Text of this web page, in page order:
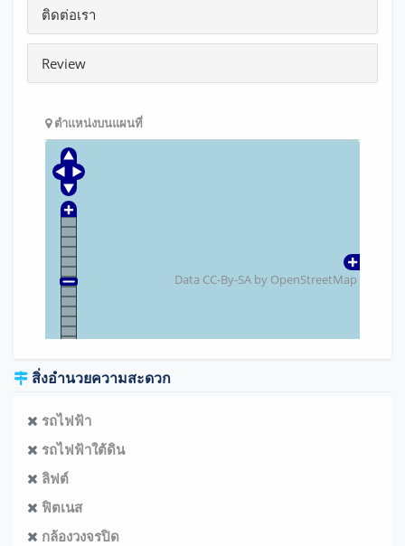
ติดต่อเรา
Review
ตำแหน่งบนแผนที่
Data CC-By-SA by OpenStreetMap
สิ่งอำนวยความสะดวก
รถไฟฟ้า
รถไฟฟ้าใต้ดิน
ลิฟต์
ฟิตเนส
กล้องวงจรปิด